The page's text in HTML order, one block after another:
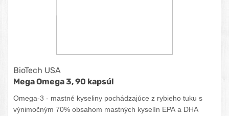
BioTech USA
Mega Omega 3, 90 kapsúl
Omega-3 - mastné kyseliny pochádzajúce z rybieho tuku s
výnimočným 70% obsahom mastných kyselín EPA a DHA